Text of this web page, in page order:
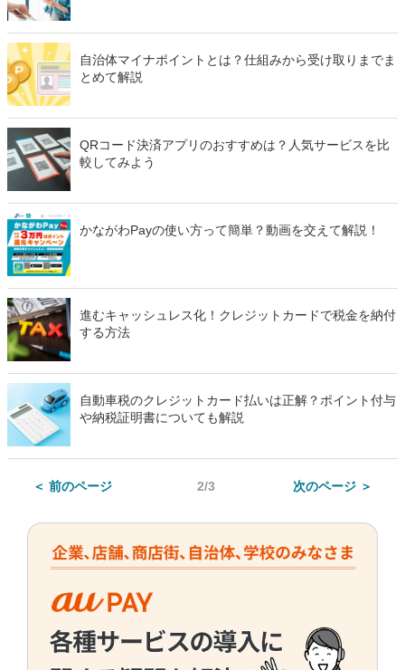
自治体マイナポイントとは？仕組みから受け取りまでま
とめて解説
QRコード決済アプリのおすすめは？人気サービスを比
較してみよう
かながわPayの使い方って簡単？動画を交えて解説！
進むキャッシュレス化！クレジットカードで税金を納付
する方法
自動車税のクレジットカード払いは正解？ポイント付与
や納税証明書についても解説
＜ 前のページ 2/3 次のページ ＞